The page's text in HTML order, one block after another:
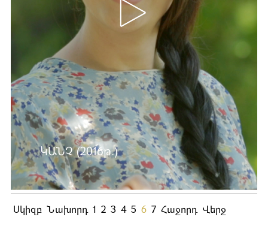
ԿԱՆՉ (2016թ.)
Ավելին …
Սկիզբ Նախորդ 1 2 3 4 5 6 7 Հաջորդ Վերջ